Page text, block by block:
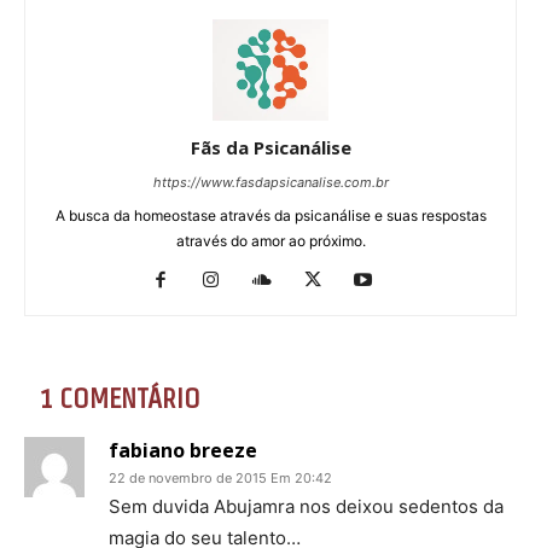
Fãs da Psicanálise
https://www.fasdapsicanalise.com.br
A busca da homeostase através da psicanálise e suas respostas
através do amor ao próximo.
1 COMENTÁRIO
fabiano breeze
22 de novembro de 2015 Em 20:42
Sem duvida Abujamra nos deixou sedentos da
magia do seu talento…